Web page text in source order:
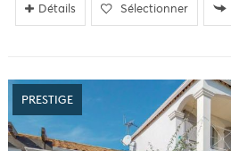
Détails Sélectionner
PRESTIGE